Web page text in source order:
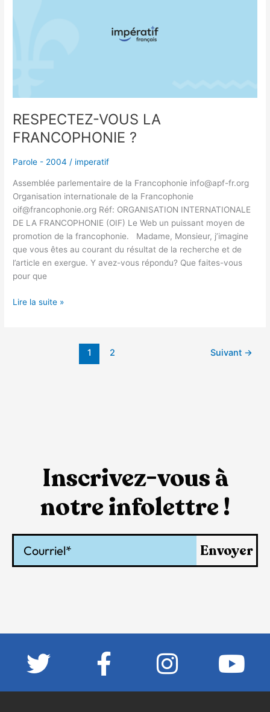
RESPECTEZ-VOUS LA
FRANCOPHONIE ?
Parole - 2004 / imperatif
Assemblée parlementaire de la Francophonie info@apf-fr.org
Organisation internationale de la Francophonie
oif@francophonie.org Réf: ORGANISATION INTERNATIONALE
DE LA FRANCOPHONIE (OIF) Le Web un puissant moyen de
promotion de la francophonie. Madame, Monsieur, j’imagine
que vous êtes au courant du résultat de la recherche et de
l’article en exergue. Y avez-vous répondu? Que faites-vous
pour que
Lire la suite »
1 2 Suivant →
Inscrivez-vous à
notre infolettre !
Envoyer